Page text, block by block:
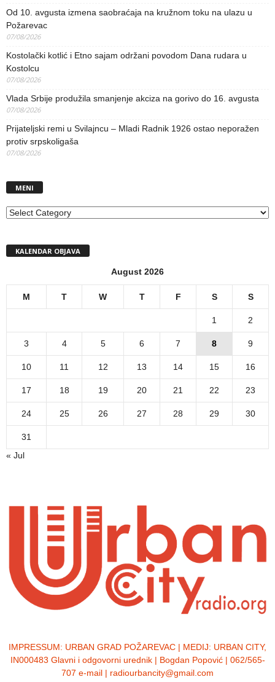
Od 10. avgusta izmena saobraćaja na kružnom toku na ulazu u
Požarevac
07/08/2026
Kostolački kotlić i Etno sajam održani povodom Dana rudara u
Kostolcu
07/08/2026
Vlada Srbije produžila smanjenje akciza na gorivo do 16. avgusta
07/08/2026
Prijateljski remi u Svilajncu – Mladi Radnik 1926 ostao neporažen
protiv srpskoligaša
07/08/2026
MENI
MENI
KALENDAR OBJAVA
August 2026
M T W T F S S
1 2
3 4 5 6 7 8 9
10 11 12 13 14 15 16
17 18 19 20 21 22 23
24 25 26 27 28 29 30
31
« Jul
IMPRESSUM: URBAN GRAD POŽAREVAC | MEDIJ: URBAN CITY,
IN000483 Glavni i odgovorni urednik | Bogdan Popović | 062/565-
707 e-mail | radiourbancity@gmail.com